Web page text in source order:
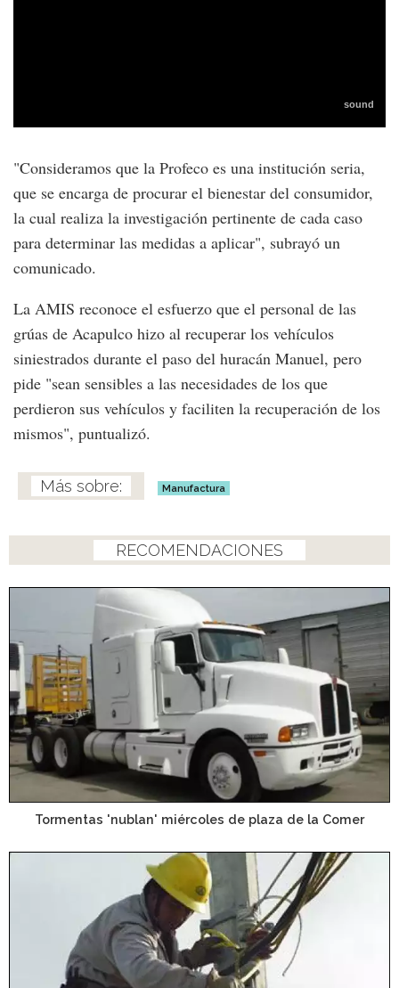
"Consideramos que la Profeco es una institución seria,
que se encarga de procurar el bienestar del consumidor,
la cual realiza la investigación pertinente de cada caso
para determinar las medidas a aplicar", subrayó un
comunicado.
La AMIS reconoce el esfuerzo que el personal de las
grúas de Acapulco hizo al recuperar los vehículos
siniestrados durante el paso del huracán Manuel, pero
pide "sean sensibles a las necesidades de los que
perdieron sus vehículos y faciliten la recuperación de los
mismos", puntualizó.
Manufactura
RECOMENDACIONES
Tormentas 'nublan' miércoles de plaza de la Comer